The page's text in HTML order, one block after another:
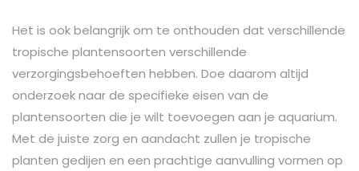
Het is ook belangrijk om te onthouden dat verschillende
tropische plantensoorten verschillende
verzorgingsbehoeften hebben. Doe daarom altijd
onderzoek naar de specifieke eisen van de
plantensoorten die je wilt toevoegen aan je aquarium.
Met de juiste zorg en aandacht zullen je tropische
planten gedijen en een prachtige aanvulling vormen op